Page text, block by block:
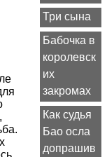
Три сына
Бабочка в
королевск
их
закромах
Как судья
Бао осла
допрашив